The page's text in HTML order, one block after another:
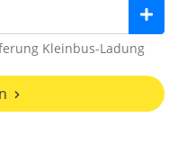
Kleinbus-Ladung